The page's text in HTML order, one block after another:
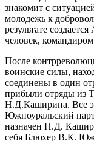
знакомит с
молодежь к
результате
человек,
После
воинские силы,
соединены в один
прибыли отряды из
Н.Д.Каширина. Все
Южноуральский
назначен Н.Д.
себя Блюхер В.К.